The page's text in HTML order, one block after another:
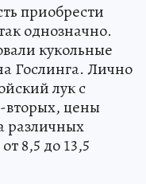
приобрести
однозначно.
кукольные
Гослинга. Лично
лук с
цены
различных
8,5 до 13,5